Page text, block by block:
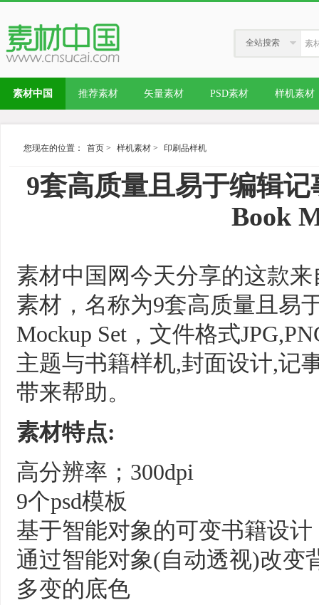
全站搜索
素材中国 推荐素材 矢量素材 PSD素材 样机素材
您现在的位置： 首页 > 样机素材 > 印刷品样机
9套高质量且易于编辑
Book
素材中国网今天分享的这款
素材，名称为9套高质量且易
Mockup Set，文件格式
主题与书籍样机,封面设计,记
带来帮助。
素材特点:
高分辨率；300dpi
9个psd模板
基于智能对象的可变书籍设计
通过智能对象(自动透视)改变
多变的底色